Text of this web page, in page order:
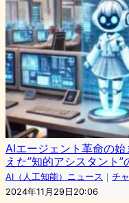
AIエージェント革命の
えた”知的アシスタント”
AI（人工知能）ニュース ｜ チ
2024年11月29日20:06